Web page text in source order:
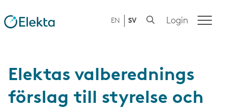
EN SV Login
Elektas valberednings
förslag till styrelse och